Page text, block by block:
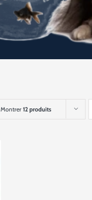
Montrer 12 produits